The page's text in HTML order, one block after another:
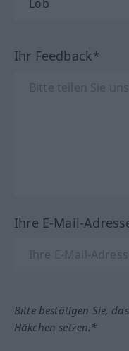
Ihr Feedback*
Ihre E-Mail-
Bitte bestätigen Sie,
Häkchen setzen.*